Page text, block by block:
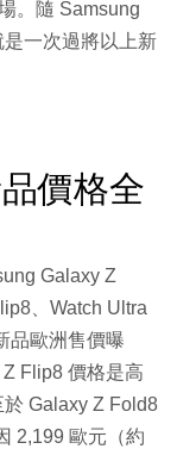
。隨 Samsung
一次過將以上新
價格全
Galaxy Z
、Watch Ultra
品歐洲售價曝
Flip8 價格是高
Galaxy Z Fold8
2,199 歐元（約